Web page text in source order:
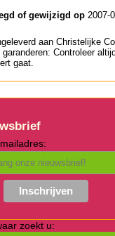
of gewijzigd op 2007-
aan Christelijke
Controleer
gaat.
zoekt u: